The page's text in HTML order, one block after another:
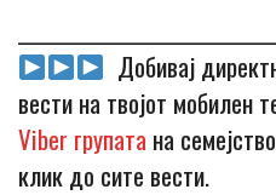
Добивај
вести на твојот мобилен
Viber групата на
клик до сите вести.